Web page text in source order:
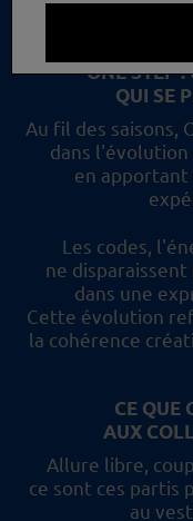
ONE STEP :
QUI SE
Au fil des saisons,
dans l'évolution
en apportant
Les codes,
ne disparaissent
dans une
Cette évolution
la cohérence
CE QUE
AUX
Allure libre,
ce sont ces partis
au